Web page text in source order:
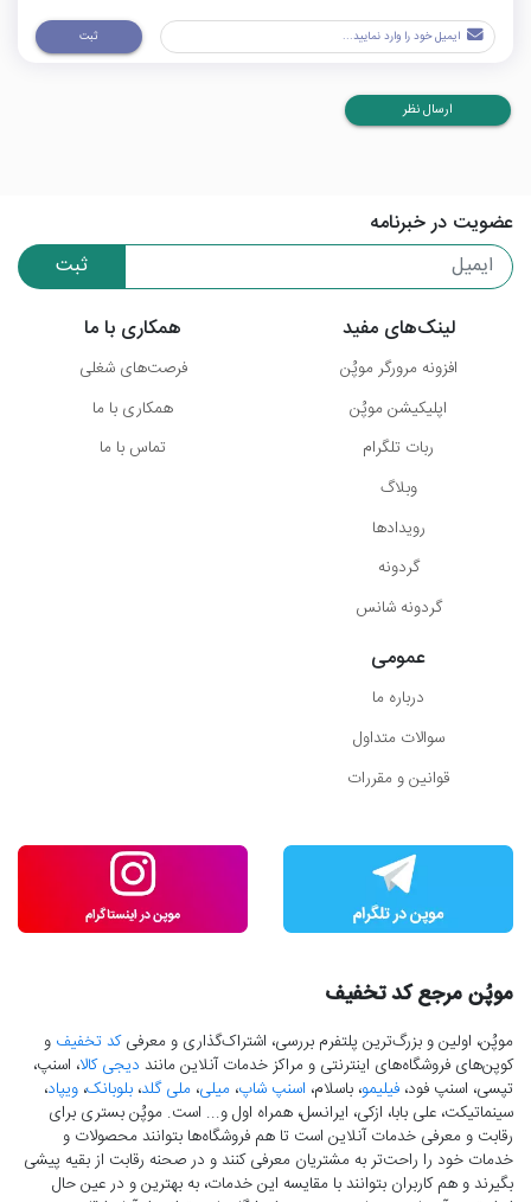
ثبت
ارسال نظر
عضویت در خبرنامه
ثبت
لینک‌های مفید
افزونه مرورگر موپُن
اپلیکیشن موپُن
ربات تلگرام
وبلاگ
رویدادها
گردونه
گردونه شانس
همکاری با ما
فرصت‌های شغلی
همکاری با ما
تماس با ما
عمومی
درباره ما
سوالات متداول
قوانین و مقررات
موپُن مرجع کد تخفیف
موپُن، اولین و بزرگ‌ترین پلتفرم بررسی، اشتراک‌گذاری و معرفیکد تخفیف و
کوپن‌های فروشگاه‌های اینترنتی و مراکز خدمات آنلاین مانند دیجی کالا، اسنپ،
تپسی، اسنپ فود، فیلیمو، باسلام، اسنپ شاپ، میلی، ملی گلد، بلوبانک، ویپاد،
سینماتیکت، علی بابا، ازکی، ایرانسل، همراه اول و... است. موپُن بستری برای
رقابت و معرفی خدمات آنلاین است تا هم فروشگاه‌ها بتوانند محصولات و
خدمات خود را راحت‌تر به مشتریان معرفی کنند و در صحنه رقابت از بقیه پیشی
بگیرند و هم کاربران بتوانند با مقایسه این خدمات، به بهترین و در عین حال